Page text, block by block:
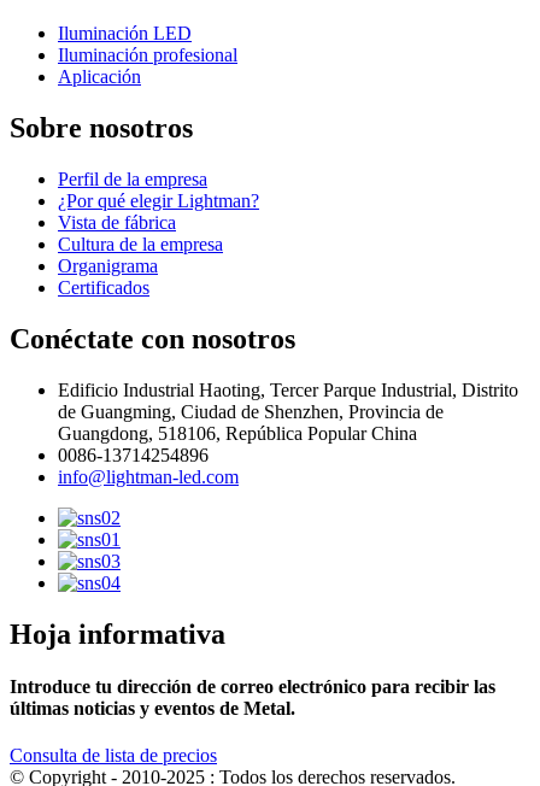
Iluminación LED
Iluminación profesional
Aplicación
Sobre nosotros
Perfil de la empresa
¿Por qué elegir Lightman?
Vista de fábrica
Cultura de la empresa
Organigrama
Certificados
Conéctate con nosotros
Edificio Industrial Haoting, Tercer Parque Industrial, Distrito
de Guangming, Ciudad de Shenzhen, Provincia de
Guangdong, 518106, República Popular China
0086-13714254896
info@lightman-led.com
Hoja informativa
Introduce tu dirección de correo electrónico para recibir las
últimas noticias y eventos de Metal.
Consulta de lista de precios
© Copyright - 2010-2025 : Todos los derechos reservados.